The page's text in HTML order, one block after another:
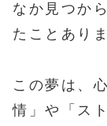
なか見つか
たことあり
この夢は、
情」や「ス